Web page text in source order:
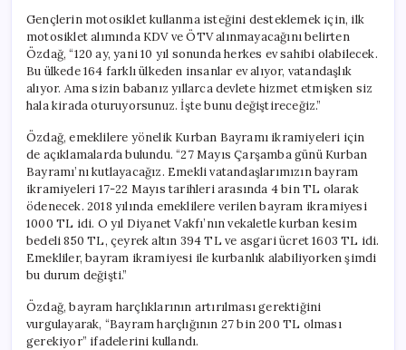
Gençlerin motosiklet kullanma isteğini desteklemek için, ilk
motosiklet alımında KDV ve ÖTV alınmayacağını belirten
Özdağ, “120 ay, yani 10 yıl sonunda herkes ev sahibi olabilecek.
Bu ülkede 164 farklı ülkeden insanlar ev alıyor, vatandaşlık
alıyor. Ama sizin babanız yıllarca devlete hizmet etmişken siz
hala kirada oturuyorsunuz. İşte bunu değiştireceğiz.”
Özdağ, emeklilere yönelik Kurban Bayramı ikramiyeleri için
de açıklamalarda bulundu. “27 Mayıs Çarşamba günü Kurban
Bayramı’nı kutlayacağız. Emekli vatandaşlarımızın bayram
ikramiyeleri 17-22 Mayıs tarihleri arasında 4 bin TL olarak
ödenecek. 2018 yılında emeklilere verilen bayram ikramiyesi
1000 TL idi. O yıl Diyanet Vakfı’nın vekaletle kurban kesim
bedeli 850 TL, çeyrek altın 394 TL ve asgari ücret 1603 TL idi.
Emekliler, bayram ikramiyesi ile kurbanlık alabiliyorken şimdi
bu durum değişti.”
Özdağ, bayram harçlıklarının artırılması gerektiğini
vurgulayarak, “Bayram harçlığının 27 bin 200 TL olması
gerekiyor” ifadelerini kullandı.